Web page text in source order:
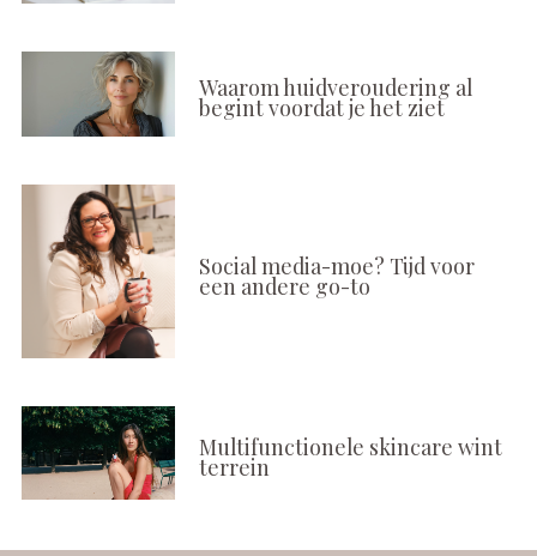
Waarom huidveroudering al
begint voordat je het ziet
Social media-moe? Tijd voor
een andere go-to
Multifunctionele skincare wint
terrein